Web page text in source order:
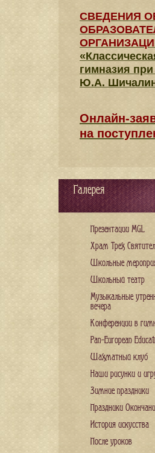
СВЕДЕНИЯ​
гимназия
Ю.А.
Онлайн-
на
Галерея
Презентации MGL
Храм Трех
Школьные
Школьный театр
Музыкальные
вечера
Конференции в
Pan-European
Шахматный клуб
Наши рисунки и
Зимние праздники
Праздники
История искусства
После уроков